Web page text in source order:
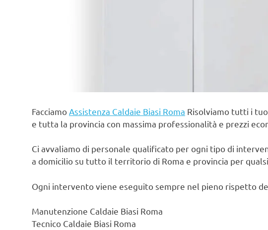
Facciamo Assistenza Caldaie Biasi Roma Risolviamo tutti i
e tutta la provincia con massima professionalità e prezzi
Ci avvaliamo di personale qualificato per ogni tipo di
a domicilio su tutto il territorio di Roma e provincia per
Ogni intervento viene eseguito sempre nel pieno rispetto
Manutenzione Caldaie Biasi Roma
Tecnico Caldaie Biasi Roma